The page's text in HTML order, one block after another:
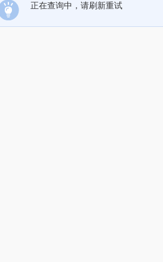
正在查询中，请刷新重试